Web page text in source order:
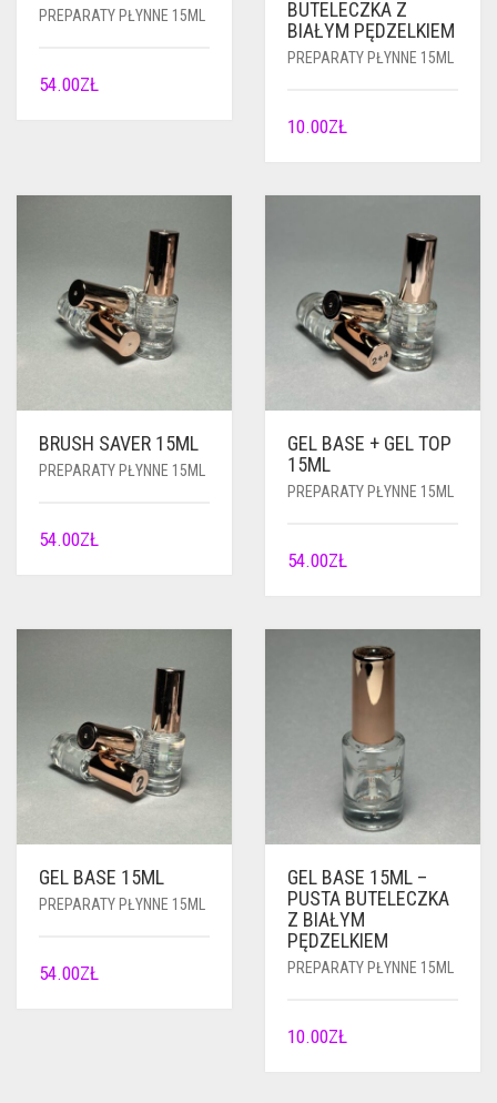
PREPARATY PŁYNNE 15ML
54.00ZŁ
BUTELECZKA Z
BIAŁYM PĘDZELKIEM
PREPARATY PŁYNNE 15ML
10.00ZŁ
BRUSH SAVER 15ML
PREPARATY PŁYNNE 15ML
54.00ZŁ
GEL BASE + GEL TOP
15ML
PREPARATY PŁYNNE 15ML
54.00ZŁ
GEL BASE 15ML
PREPARATY PŁYNNE 15ML
54.00ZŁ
GEL BASE 15ML –
PUSTA BUTELECZKA
Z BIAŁYM
PĘDZELKIEM
PREPARATY PŁYNNE 15ML
10.00ZŁ